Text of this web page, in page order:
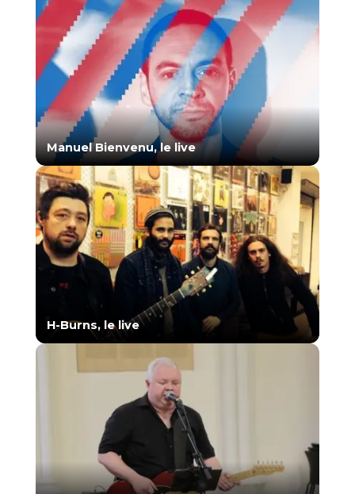
Manuel Bienvenu, le live
H-Burns, le live